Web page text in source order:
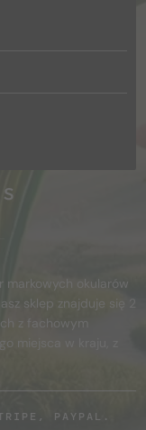
markowych okularów
sklep znajduje się 2
z fachowym
miejsca w kraju, z
PAYPAL.